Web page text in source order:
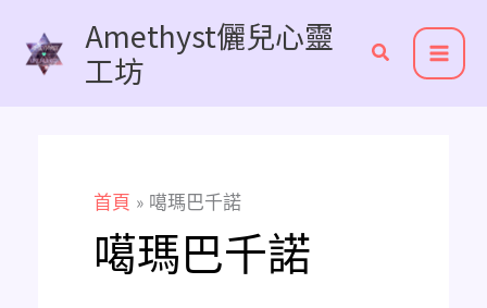
Amethyst儷兒心靈
工坊
首頁 噶瑪巴千諾
噶瑪巴千諾